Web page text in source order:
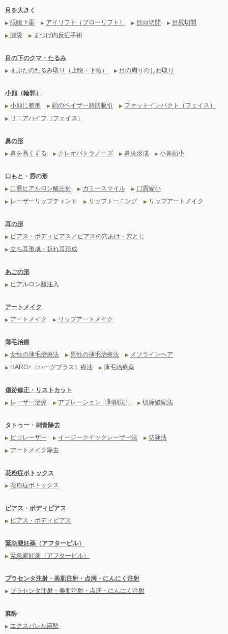
目を大きく
▶ 眼瞼下垂 ▶ アイリフト（ブローリフト） ▶ 目頭切開 ▶ 目尻切開
▶ 涙袋 ▶ まつげ内反症手術
目の下のクマ・たるみ
▶ まぶたのたるみ取り（上瞼・下瞼） ▶ 目の周りのしわ取り
小顔（輪郭）
▶ 小顔に整形 ▶ 顔のベイザー脂肪吸引 ▶ ファットインパクト（フェイス）
▶ リニアハイフ（フェイス）
鼻の形
▶ 鼻を高くする ▶ クレオパトラノーズ ▶ 鼻尖形成 ▶ 小鼻縮小
口もと・唇の形
▶ 口唇ヒアルロン酸注射 ▶ ガミースマイル ▶ 口唇縮小
▶ レーザーリップティント ▶ リップトーニング ▶ リップアートメイク
耳の形
▶ ピアス・ボディピアス／ピアスの穴あけ・穴とじ
▶ 立ち耳形成・折れ耳形成
あごの形
▶ ヒアルロン酸注入
アートメイク
▶ アートメイク ▶ リップアートメイク
薄毛治療
▶ 女性の薄毛治療法 ▶ 男性の薄毛治療法 ▶ メソラインヘア
▶ HARG+（ハーグプラス）療法 ▶ 薄毛治療薬
傷跡修正・リストカット
▶ レーザー治療 ▶ アブレーション（剥削法） ▶ 切除縫縮法
タトゥー・刺青除去
▶ ピコレーザー ▶ イージークイックレーザー法 ▶ 切除法
▶ アートメイク除去
花粉症ボトックス
▶ 花粉症ボトックス
ピアス・ボディピアス
▶ ピアス・ボディピアス
緊急避妊薬（アフターピル）
▶ 緊急避妊薬（アフターピル）
プラセンタ注射・美肌注射・点滴・にんにく注射
▶ プラセンタ注射・美肌注射・点滴・にんにく注射
麻酔
▶ エクスパレル麻酔